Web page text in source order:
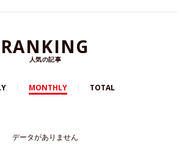
RANKING
人気の記事
MONTHLY TOTAL
データがありません